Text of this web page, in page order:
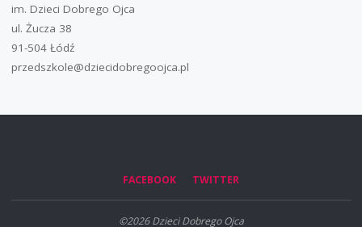
im. Dzieci Dobrego Ojca
ul. Żucza 38
91-504 Łódź
przedszkole@dziecidobregoojca.pl
FACEBOOK TWITTER
©2026 Dzieci Dobrego Ojca